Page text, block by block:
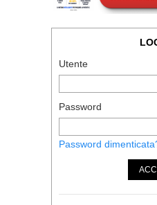
Utente
Password
Password